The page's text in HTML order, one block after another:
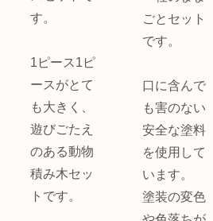
す。
1ピース1ピ
ースがとて
も大きく、
遊びごたえ
のある動物
積み木セッ
トです。
ごとセット
です。
口に含んで
も害のない
安全な塗料
を使用して
います。
塗装の変色